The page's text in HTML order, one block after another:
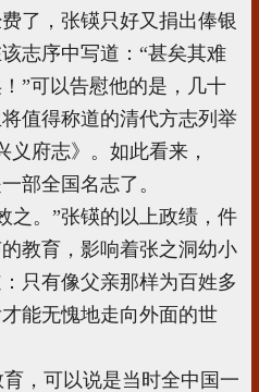
了，张锳只好又捐出俸银
志序中写道：“甚矣其难
”可以告慰他的是，几十
值得称道的清代方志列举
义府志》。如此看来，
部全国名志了。
。”张锳的以上政绩，件
教育，影响着张之洞幼小
只有像父亲那样为百姓多
能无愧地走向外面的世
，可以说是当时全中国一